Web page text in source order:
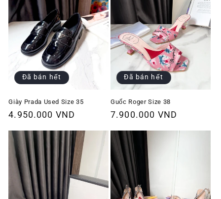
Đã bán hết
Giày Prada Used Size 35
Giá
thường
4.950.000 VND
Đã bán hết
Guốc Roger Size 38
Giá
thường
7.900.000 VND